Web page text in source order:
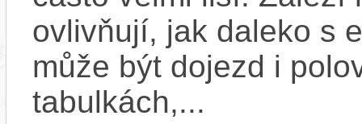
ovlivňují, jak daleko s
může být dojezd i
tabulkách,...